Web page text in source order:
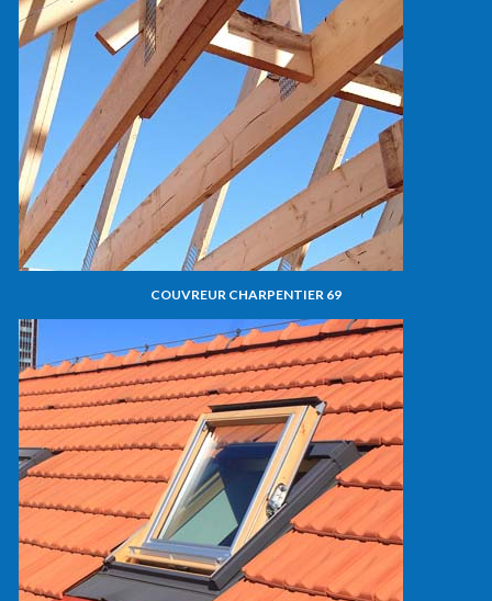
COUVREUR CHARPENTIER 69